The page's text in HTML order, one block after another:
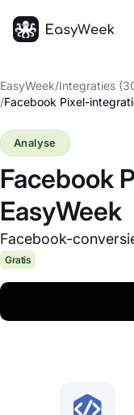
EasyWeek/Integraties
/Facebook Pixel-
Facebook
EasyWeek
Facebook-
Analyse
Gratis